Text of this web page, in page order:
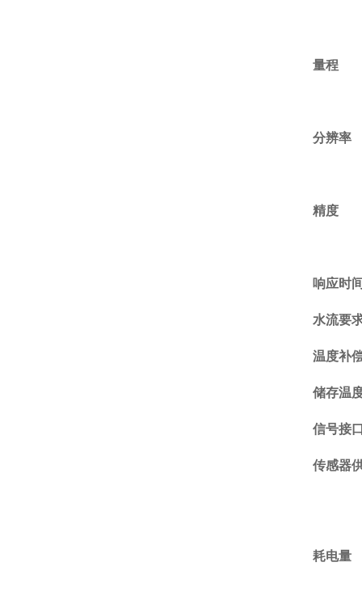
量程
分辨率
精度
响应时
水流要
温度补
储存温
信号接
传感器
耗电量